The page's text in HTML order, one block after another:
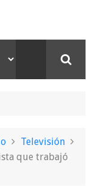
Televisión
que trabajó